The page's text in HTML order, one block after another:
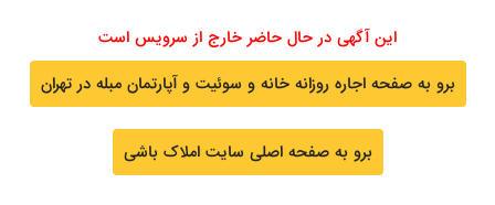
این آگهی در حال حاضر خارج از سرویس است
برو به صفحه اجاره روزانه خانه و سوئیت و آپارتمان مبله در تهران
برو به صفحه اصلی سایت املاک باشی